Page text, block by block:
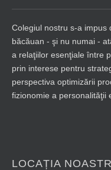
Colegiul nostru s-a impus
băcăuan - şi nu numai -
a relaţiilor esenţiale între
prin interese pentru
perspectiva optimizării
fizionomie a personalităţii
LOCAȚIA